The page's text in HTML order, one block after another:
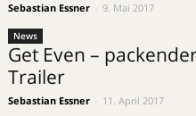
Sebastian Essner 9. Mai 2017
News
Get Even –
Trailer
Sebastian Essner 11. April 2017